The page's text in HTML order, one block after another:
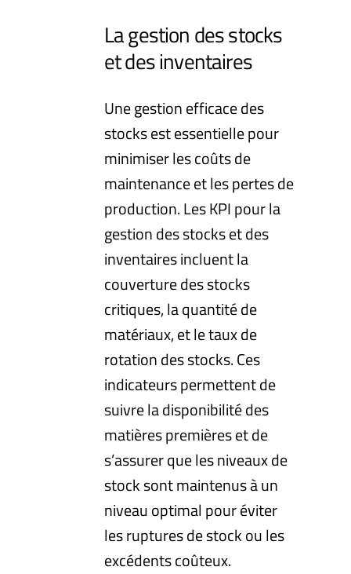
La gestion des stocks
et des inventaires
Une gestion efficace des
stocks est essentielle pour
minimiser les coûts de
maintenance et les pertes de
production. Les KPI pour la
gestion des stocks et des
inventaires incluent la
couverture des stocks
critiques, la quantité de
matériaux, et le taux de
rotation des stocks. Ces
indicateurs permettent de
suivre la disponibilité des
matières premières et de
s’assurer que les niveaux de
stock sont maintenus à un
niveau optimal pour éviter
les ruptures de stock ou les
excédents coûteux.